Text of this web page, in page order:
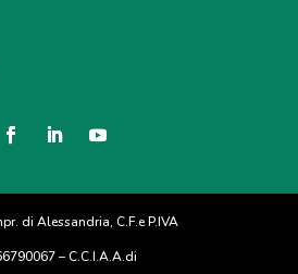
di Alessandria, C.F.e P.IVA
– C.C.I.A.A.di